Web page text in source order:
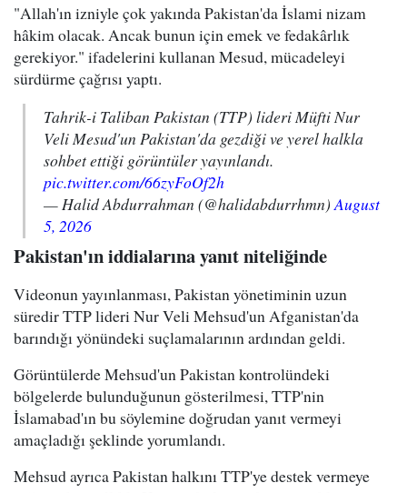
"Allah'ın izniyle çok yakında Pakistan'da İslami nizam
hâkim olacak. Ancak bunun için emek ve fedakârlık
gerekiyor." ifadelerini kullanan Mesud, mücadeleyi
sürdürme çağrısı yaptı.
Tahrik-i Taliban Pakistan (TTP) lideri Müfti Nur
Veli Mesud'un Pakistan'da gezdiği ve yerel halkla
sohbet ettiği görüntüler yayınlandı.
pic.twitter.com/66zyFoOf2h
— Halid Abdurrahman (@halidabdurrhmn) August
5, 2026
Pakistan'ın iddialarına yanıt niteliğinde
Videonun yayınlanması, Pakistan yönetiminin uzun
süredir TTP lideri Nur Veli Mehsud'un Afganistan'da
barındığı yönündeki suçlamalarının ardından geldi.
Görüntülerde Mehsud'un Pakistan kontrolündeki
bölgelerde bulunduğunun gösterilmesi, TTP'nin
İslamabad'ın bu söylemine doğrudan yanıt vermeyi
amaçladığı şeklinde yorumlandı.
Mehsud ayrıca Pakistan halkını TTP'ye destek vermeye